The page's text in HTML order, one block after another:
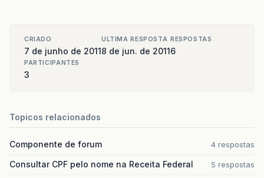
CRIADO
7 de junho de 2011
ULTIMA RESPOSTA
8 de jun. de 2011
RESPOSTAS
6
PARTICIPANTES
3
Topicos relacionados
Componente de forum 4 respostas
Consultar CPF pelo nome na Receita Federal 5 respostas